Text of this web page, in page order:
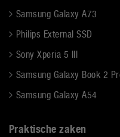
Samsung Galaxy A73
Philips External SSD
Sony Xperia 5 III
Samsung Galaxy Book 2
Samsung Galaxy A54
Praktische zaken